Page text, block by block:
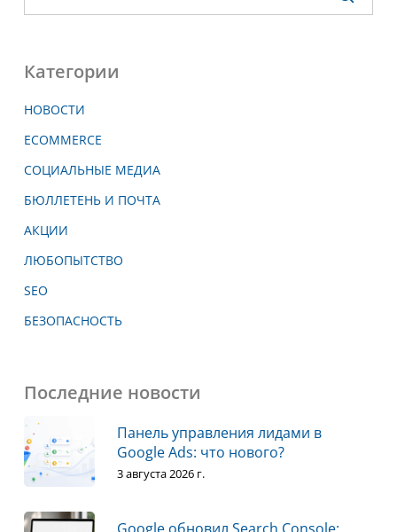
Категории
НОВОСТИ
ECOMMERCE
СОЦИАЛЬНЫЕ МЕДИА
БЮЛЛЕТЕНЬ И ПОЧТА
АКЦИИ
ЛЮБОПЫТСТВО
SEO
БЕЗОПАСНОСТЬ
Последние новости
Панель управления лидами в
Google Ads: что нового?
3 августа 2026 г.